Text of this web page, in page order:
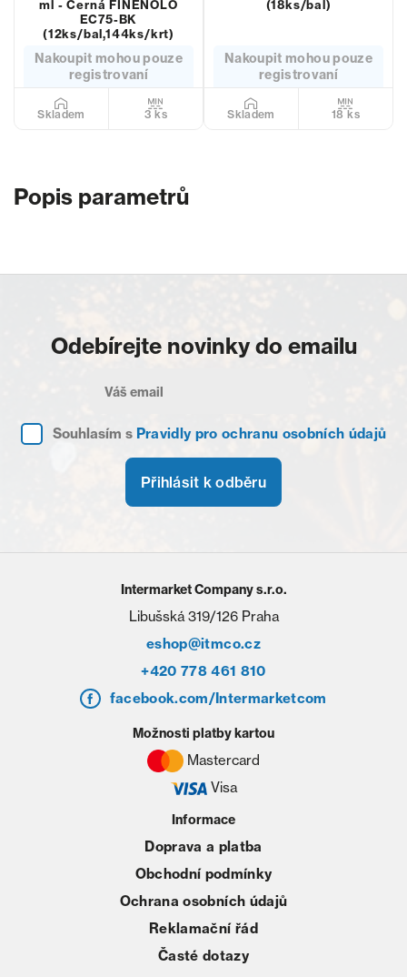
ml - Černá FINENOLO
EC75-BK
(12ks/bal,144ks/krt)
Nakoupit mohou pouze
registrovaní
Skladem 3 ks
(18ks/bal)
Nakoupit mohou pouze
registrovaní
Skladem 18 ks
Popis parametrů
Odebírejte novinky do emailu
Souhlasím s Pravidly pro ochranu osobních údajů
Přihlásit k odběru
Intermarket Company s.r.o.
Libušská 319/126 Praha
eshop@itmco.cz
+420 778 461 810
facebook.com/Intermarketcom
Informace
Doprava a platba
Obchodní podmínky
Ochrana osobních údajů
Reklamační řád
Časté dotazy
Možnosti platby kartou
Mastercard
Visa